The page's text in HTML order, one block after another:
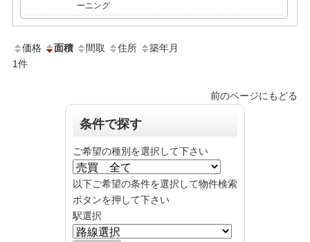
ーニング
価格 面積 間取 住所
築年月
1件
前のページにもどる
条件で探す
ご希望の種別を選択して下さい
以下ご希望の条件を選択して物件検索
ボタンを押して下さい
駅選択